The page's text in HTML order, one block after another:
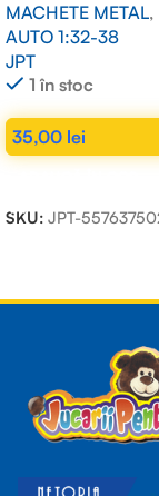
MACHETE METAL,
AUTO 1:32-38
JPT
1 în stoc
35,00 lei
SKU: JPT-